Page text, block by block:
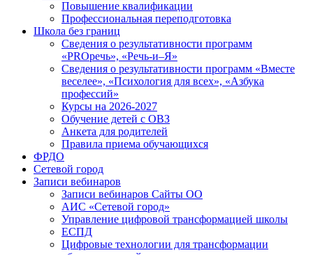
Повышение квалификации
Профессиональная переподготовка
Школа без границ
Сведения о результативности программ
«PROречь», «Речь-и–Я»
Сведения о результативности программ «Вместе
веселее», «Психология для всех», «Азбука
профессий»
Курсы на 2026-2027
Обучение детей с ОВЗ
Анкета для родителей
Правила приема обучающихся
ФРДО
Сетевой город
Записи вебинаров
Записи вебинаров Сайты ОО
АИС «Сетевой город»
Управление цифровой трансформацией школы
ЕСПД
Цифровые технологии для трансформации